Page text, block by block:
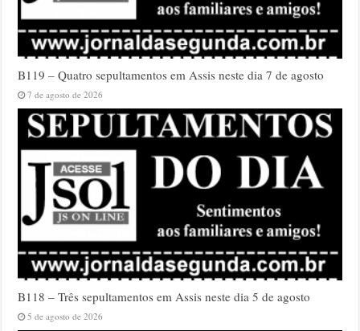
B119 – Quatro sepultamentos em Assis neste dia 7 de agosto
7 de agosto de 2026
B118 – Três sepultamentos em Assis neste dia 5 de agosto
5 de agosto de 2026